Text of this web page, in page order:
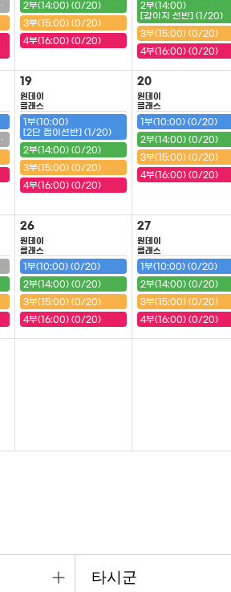
(마감)
2부(14:00) (0/20)
3부(15:00) (0/20)
4부(16:00) (0/20)
2부(14:00)
[강아지 선반] (1/20)
3부(15:00) (0/20)
4부(16:00) (0/20)
20) (마감)
19
원데이
클래스
1부(10:00)
[2단 접이선반] (1/20)
2부(14:00) (0/20)
3부(15:00) (0/20)
4부(16:00) (0/20)
20
원데이
클래스
1부(10:00) (0/20)
2부(14:00) (0/20)
3부(15:00) (0/20)
4부(16:00) (0/20)
26
원데이
클래스
1부(10:00) (0/20)
2부(14:00) (0/20)
3부(15:00) (0/20)
4부(16:00) (0/20)
27
원데이
클래스
1부(10:00) (0/20)
2부(14:00) (0/20)
3부(15:00) (0/20)
4부(16:00) (0/20)